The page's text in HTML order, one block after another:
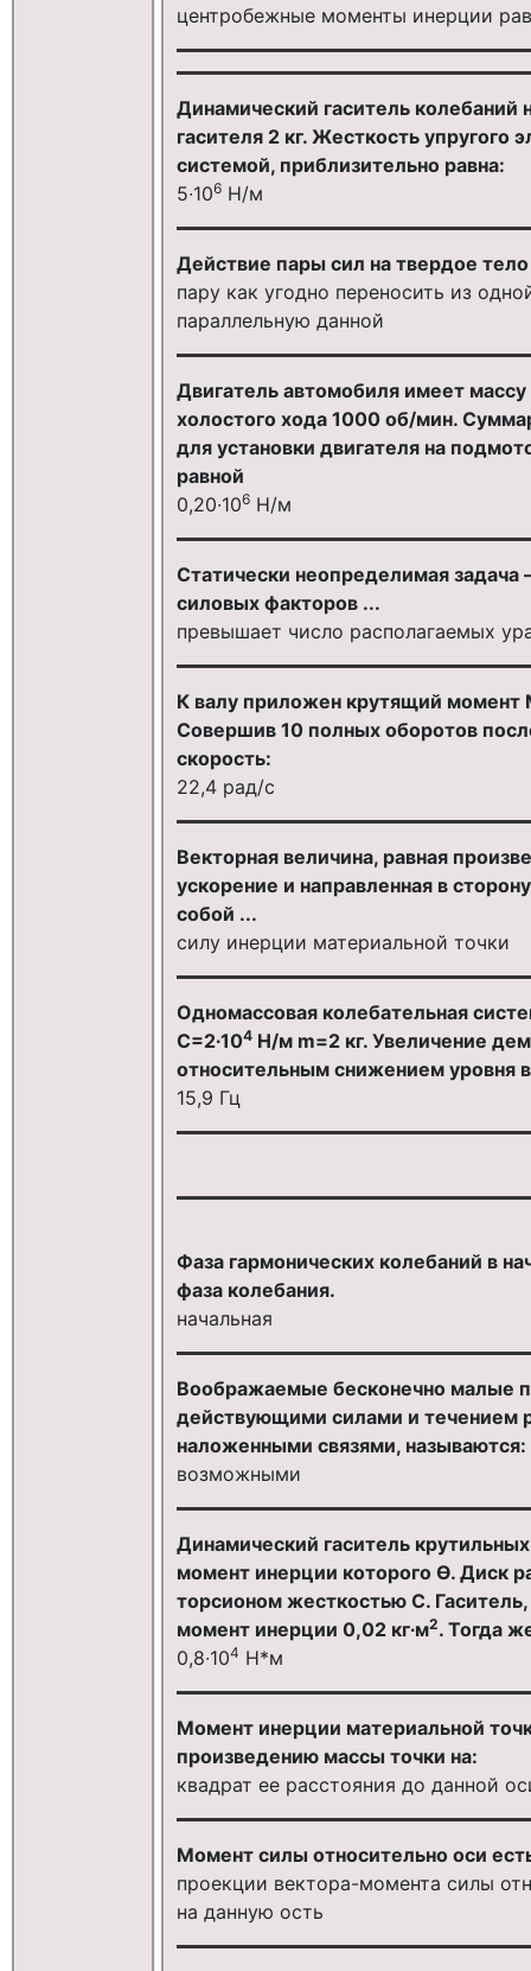
центробежные моменты инерции
Динамический гаситель колебаний
гасителя 2 кг. Жесткость упругого
системой, приблизительно равна:
5∙106Н/м
Действие пары сил на твердое
пару как угодно переносить из
параллельную данной
Двигатель автомобиля имеет
холостого хода 1000 об/мин.
для установки двигателя на
равной
0,20∙106Н/м
Статически неопределимая задача
силовых факторов ...
превышает число располагаемых
К валу приложен крутящий
Совершив 10 полных оборотов
скорость:
22,4 рад/с
Векторная величина, равная
ускорение и направленная в
собой ...
силу инерции материальной точки
Одномассовая колебательная
С=2∙104Н/м m=2 кг. Увеличение
относительным снижением уровня
15,9 Гц
Фаза гармонических колебаний в
фаза колебания.
начальная
Воображаемые бесконечно малые
действующими силами и течением
наложенными связями, называются:
возможными
Динамический гаситель
момент инерции которого Ө. Диск
торсионом жесткостью С.
момент инерции 0,02 кг∙м2. Тогда
0,8∙104 Н*м
Момент инерции материальной
произведению массы точки на:
квадрат ее расстояния до данной
Момент силы относительно оси
проекции вектора-момента силы
на данную ость